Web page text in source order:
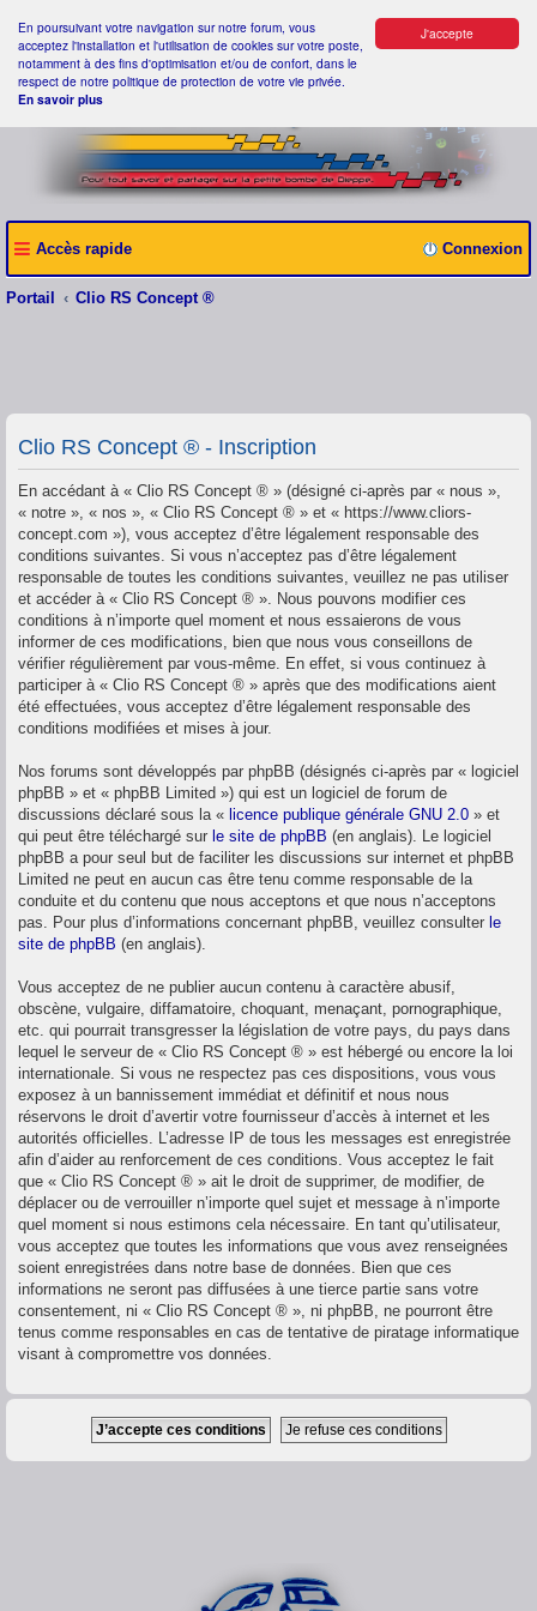
J'accepte
En poursuivant votre navigation sur notre forum, vous
acceptez l'installation et l'utilisation de cookies sur votre poste,
notamment à des fins d'optimisation et/ou de confort, dans le
respect de notre politique de protection de votre vie privée.
En savoir plus
Accès rapide Connexion
Portail Clio RS Concept ®
Clio RS Concept ® - Inscription
En accédant à « Clio RS Concept ® » (désigné ci-après par « nous »,
« notre », « nos », « Clio RS Concept ® » et « https://www.cliors-
concept.com »), vous acceptez d’être légalement responsable des
conditions suivantes. Si vous n’acceptez pas d’être légalement
responsable de toutes les conditions suivantes, veuillez ne pas utiliser
et accéder à « Clio RS Concept ® ». Nous pouvons modifier ces
conditions à n’importe quel moment et nous essaierons de vous
informer de ces modifications, bien que nous vous conseillons de
vérifier régulièrement par vous-même. En effet, si vous continuez à
participer à « Clio RS Concept ® » après que des modifications aient
été effectuées, vous acceptez d’être légalement responsable des
conditions modifiées et mises à jour.
Nos forums sont développés par phpBB (désignés ci-après par « logiciel
phpBB » et « phpBB Limited ») qui est un logiciel de forum de
discussions déclaré sous la « licence publique générale GNU 2.0 » et
qui peut être téléchargé sur le site de phpBB (en anglais). Le logiciel
phpBB a pour seul but de faciliter les discussions sur internet et phpBB
Limited ne peut en aucun cas être tenu comme responsable de la
conduite et du contenu que nous acceptons et que nous n’acceptons
pas. Pour plus d’informations concernant phpBB, veuillez consulter le
site de phpBB (en anglais).
Vous acceptez de ne publier aucun contenu à caractère abusif,
obscène, vulgaire, diffamatoire, choquant, menaçant, pornographique,
etc. qui pourrait transgresser la législation de votre pays, du pays dans
lequel le serveur de « Clio RS Concept ® » est hébergé ou encore la loi
internationale. Si vous ne respectez pas ces dispositions, vous vous
exposez à un bannissement immédiat et définitif et nous nous
réservons le droit d’avertir votre fournisseur d’accès à internet et les
autorités officielles. L’adresse IP de tous les messages est enregistrée
afin d’aider au renforcement de ces conditions. Vous acceptez le fait
que « Clio RS Concept ® » ait le droit de supprimer, de modifier, de
déplacer ou de verrouiller n’importe quel sujet et message à n’importe
quel moment si nous estimons cela nécessaire. En tant qu’utilisateur,
vous acceptez que toutes les informations que vous avez renseignées
soient enregistrées dans notre base de données. Bien que ces
informations ne seront pas diffusées à une tierce partie sans votre
consentement, ni « Clio RS Concept ® », ni phpBB, ne pourront être
tenus comme responsables en cas de tentative de piratage informatique
visant à compromettre vos données.